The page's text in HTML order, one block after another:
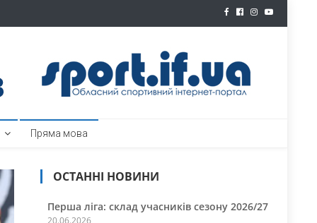
Пряма мова
ОСТАННІ НОВИНИ
Перша ліга: склад учасників сезону 2026/27
20.06.2026